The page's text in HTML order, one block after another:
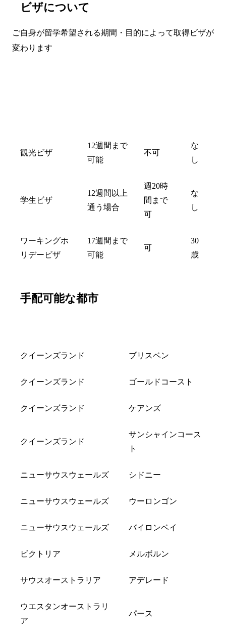
ビザについて
ご自身が留学希望される期間・目的によって取得ビザが
変わります
観光ビザ
12週間まで
可能
不可
な
し
学生ビザ
12週間以上
通う場合
週20時
間まで
可
な
し
ワーキングホ
リデービザ
17週間まで
可能
可
30
歳
手配可能な都市
クイーンズランド ブリスベン
クイーンズランド ゴールドコースト
クイーンズランド ケアンズ
クイーンズランド
サンシャインコース
ト
ニューサウスウェールズ シドニー
ニューサウスウェールズ ウーロンゴン
ニューサウスウェールズ バイロンベイ
ビクトリア メルボルン
サウスオーストラリア アデレード
ウエスタンオーストラリ
ア
パース